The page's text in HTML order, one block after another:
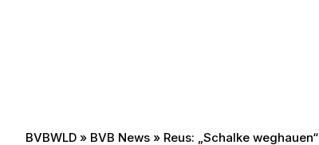
BVBWLD » BVB News » Reus: „Schalke weghauen“